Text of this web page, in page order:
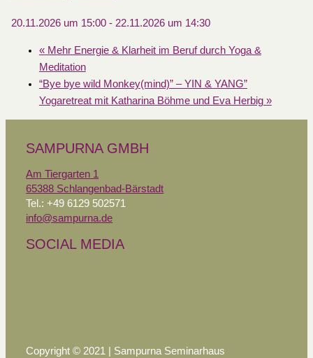
20.11.2026 um 15:00- 22.11.2026 um 14:30
«Mehr Energie & Klarheit im Beruf durch Yoga &
Meditation
“Bye bye wild Monkey(mind)” – YIN & YANG”
Yogaretreat mit Katharina Böhme und Eva Herbig »
SAMPURNA GMBH
Am Tiergarten 1
65388 Schlangenbad-Bärstadt
Tel.: +49 6129 502571
info@sampurna.de
SOCIAL MEDIA
Copyright © 2021 | Sampurna Seminarhaus